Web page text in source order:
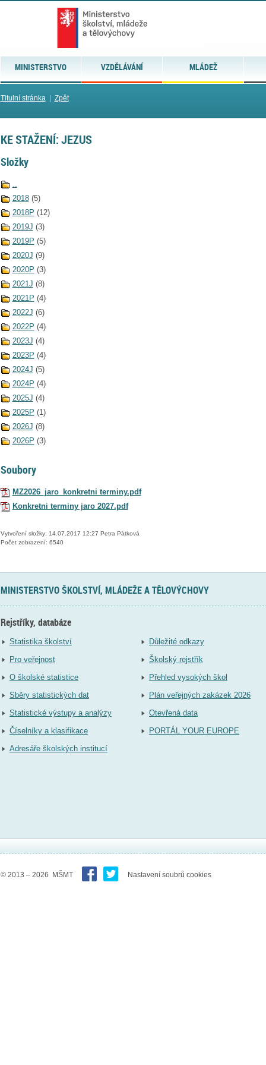
MINISTERSTVO VZDĚLÁVÁNÍ MLÁDEŽ
Titulní stránka| Zpět
KE STAŽENÍ: JEZUS
Složky
..
2018 (5)
2018P (12)
2019J (3)
2019P (5)
2020J (9)
2020P (3)
2021J (8)
2021P (4)
2022J (6)
2022P (4)
2023J (4)
2023P (4)
2024J (5)
2024P (4)
2025J (4)
2025P (1)
2026J (8)
2026P (3)
Soubory
MZ2026_jaro_konkretni terminy.pdf
Konkretni terminy jaro 2027.pdf
Vytvoření složky: 14.07.2017 12:27 Petra Pátková
Počet zobrazení: 6540
MINISTERSTVO ŠKOLSTVÍ, MLÁDEŽE A TĚLOVÝCHOVY
Rejstříky, databáze
Statistika školství
Pro veřejnost
O školské statistice
Sběry statistických dat
Statistické výstupy a analýzy
Číselníky a klasifikace
Adresáře školských institucí
Důležité odkazy
Školský rejstřík
Přehled vysokých škol
Plán veřejných zakázek 2026
Otevřená data
PORTÁL YOUR EUROPE
© 2013 – 2026 MŠMT Nastavení soubrů cookies